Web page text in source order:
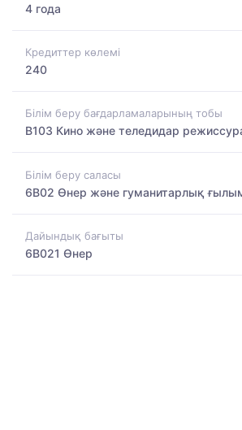
4 года
Кредиттер көлемі
240
Білім беру бағдарламаларының тобы
B103 Кино және теледидар
Білім беру саласы
6B02 Өнер және гуманитарлық
Дайындық бағыты
6B021 Өнер